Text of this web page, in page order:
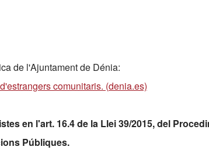
de l'Ajuntament de Dénia:
comunitaris. (denia.es)
en l'art. 16.4 de la Llei 39/2015, del
Públiques.